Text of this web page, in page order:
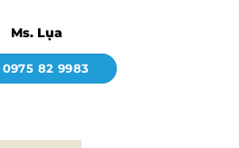
Ms. Lụa
0975 82 9983